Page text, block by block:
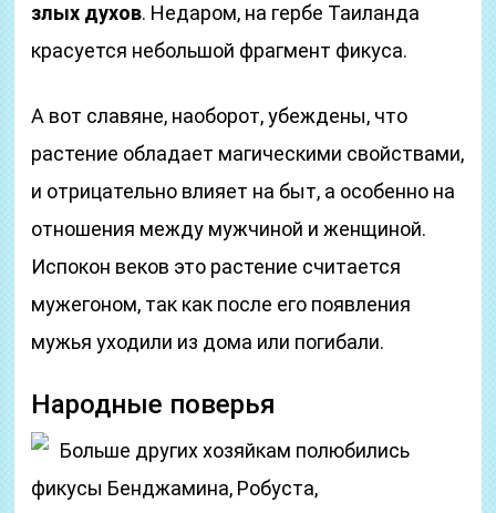
злых духов. Недаром, на гербе Таиланда
красуется небольшой фрагмент фикуса.
А вот славяне, наоборот, убеждены, что
растение обладает магическими свойствами,
и отрицательно влияет на быт, а особенно на
отношения между мужчиной и женщиной.
Испокон веков это растение считается
мужегоном, так как после его появления
мужья уходили из дома или погибали.
Народные поверья
Больше других хозяйкам полюбились
фикусы Бенджамина, Робуста,